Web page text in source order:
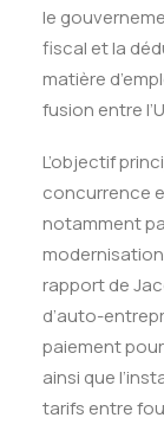
le
fiscal et la
matière
fusion entre
L’objectif
concurrence
notamment
modernisation
rapport de
d’auto-
paiement
ainsi que
tarifs entre